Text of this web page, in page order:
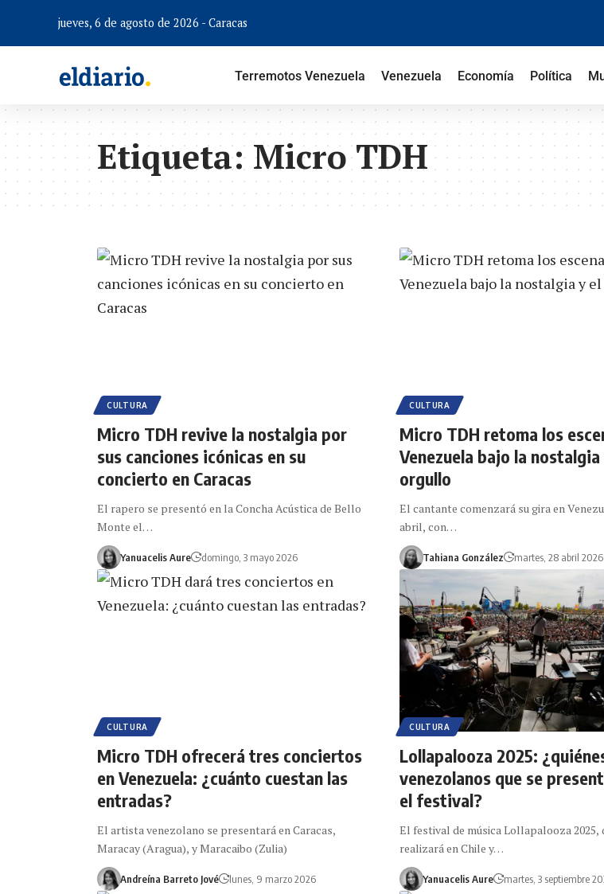
jueves, 6 de agosto de 2026 - Caracas
Terremotos Venezuela Venezuela Economía Política
Etiqueta:Micro TDH
CULTURA
Micro TDH revive la nostalgia por
sus canciones icónicas en su
concierto en Caracas
El rapero se presentó en la Concha Acústica de Bello
Monte el…
Yanuacelis Aure domingo, 3 mayo 2026
CULTURA
Micro TDH retoma los
Venezuela bajo la nostalgia
orgullo
El cantante comenzará su gira en
abril, con…
Tahiana González martes, 28 abril 2026
CULTURA
Micro TDH ofrecerá tres conciertos
en Venezuela: ¿cuánto cuestan las
entradas?
El artista venezolano se presentará en Caracas,
Maracay (Aragua), y Maracaibo (Zulia)
Andreína Barreto Jové lunes, 9 marzo 2026
CULTURA
Lollapalooza 2025:
venezolanos que se
el festival?
El festival de música Lollapalooza 2025,
realizará en Chile y…
Yanuacelis Aure martes, 3 septiembre